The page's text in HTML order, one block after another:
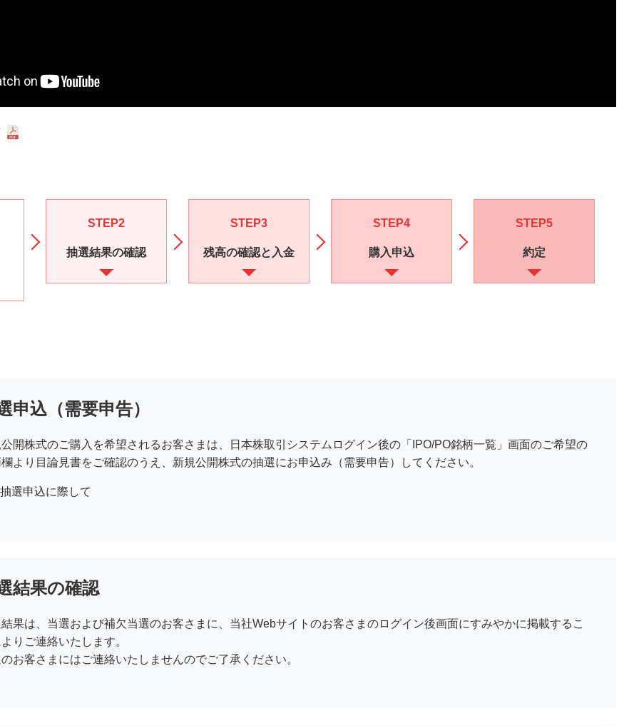
STEP2
抽選結果の確認
STEP3
残高の確認と 入金
STEP4
購入申込
STEP5
約定
申込（需要申告）
開株式のご購入を希望されるお客さまは、日本株取引システムログイン後の「IPO/PO銘柄一覧」画面のご希望の
より目論見書をご確認のうえ、新規公開株式の抽選にお申込み（需要申告）してください。
抽選申込に際して
結果の確認
果は、当選および補欠当選のお客さまに、当社Webサイトのお客さまのログイン後画面にすみやかに掲載するこ
りご連絡いたします。
お客さまにはご連絡いたしませんのでご了承ください。